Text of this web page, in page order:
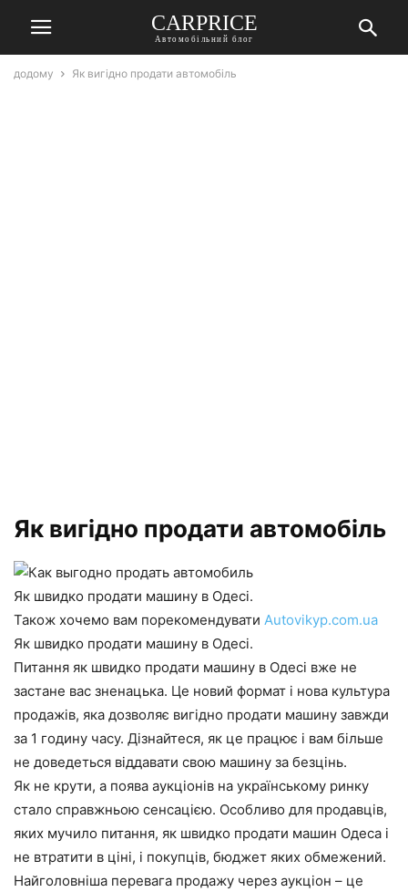
СARPRICE
Автомобільний блог
додому Як вигідно продати автомобіль
Як вигідно продати автомобіль
Як швидко продати машину в Одесі.
Також хочемо вам порекомендувати Autovikyp.com.ua
Як швидко продати машину в Одесі.
Питання як швидко продати машину в Одесі вже не
застане вас зненацька. Це новий формат і нова культура
продажів, яка дозволяє вигідно продати машину завжди
за 1 годину часу. Дізнайтеся, як це працює і вам більше
не доведеться віддавати свою машину за безцінь.
Як не крути, а поява аукціонів на українському ринку
стало справжньою сенсацією. Особливо для продавців,
яких мучило питання, як швидко продати машин Одеса і
не втратити в ціні, і покупців, бюджет яких обмежений.
Найголовніша перевага продажу через аукціон – це